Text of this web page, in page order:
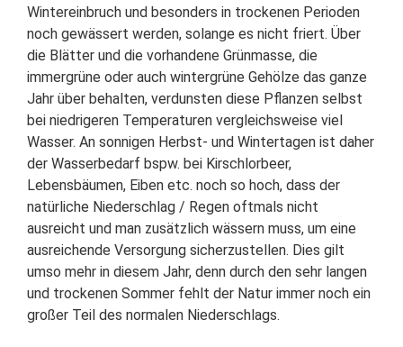
Wintereinbruch und besonders in trockenen Perioden
noch gewässert werden, solange es nicht friert. Über
die Blätter und die vorhandene Grünmasse, die
immergrüne oder auch wintergrüne Gehölze das ganze
Jahr über behalten, verdunsten diese Pflanzen selbst
bei niedrigeren Temperaturen vergleichsweise viel
Wasser. An sonnigen Herbst- und Wintertagen ist daher
der Wasserbedarf bspw. bei Kirschlorbeer,
Lebensbäumen, Eiben etc. noch so hoch, dass der
natürliche Niederschlag / Regen oftmals nicht
ausreicht und man zusätzlich wässern muss, um eine
ausreichende Versorgung sicherzustellen. Dies gilt
umso mehr in diesem Jahr, denn durch den sehr langen
und trockenen Sommer fehlt der Natur immer noch ein
großer Teil des normalen Niederschlags.